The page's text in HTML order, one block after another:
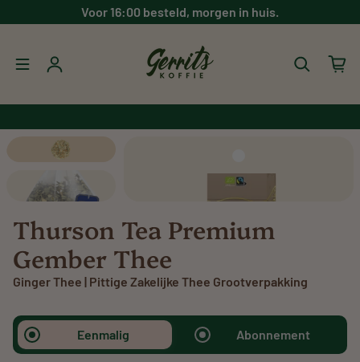
Voor 16:00 besteld, morgen in huis.
Inloggen
Thurson Tea Premium
Gember Thee
Ginger Thee | Pittige Zakelijke Thee Grootverpakking
Eenmalig Abonnement